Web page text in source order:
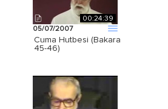
00:24:39
05/07/2007
Cuma Hutbesi (Bakara
45-46)